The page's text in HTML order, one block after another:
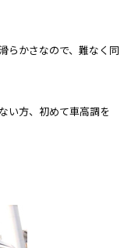
らかさなので、難なく同
い方、初めて車高調を